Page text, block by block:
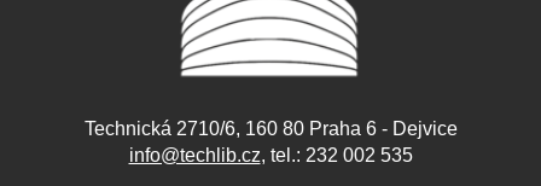
Technická 2710/6, 160 80 Praha 6 - Dejvice
info@techlib.cz, tel.: 232 002 535